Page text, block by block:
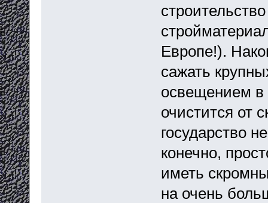
Европе!).
сажать
освещением в
очистится от
государство
конечно,
иметь
на очень